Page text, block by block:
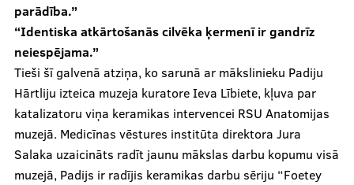
parādība.”
“Identiska atkārtošanās cilvēka ķermenī ir gandrīz
neiespējama.”
Tieši šī galvenā atziņa, ko sarunā ar mākslinieku Padiju
Hārtliju izteica muzeja kuratore Ieva Lībiete, kļuva par
katalizatoru viņa keramikas intervencei RSU Anatomijas
muzejā. Medicīnas vēstures institūta direktora Jura
Salaka uzaicināts radīt jaunu mākslas darbu kopumu visā
muzejā, Padijs ir radījis keramikas darbu sēriju “Foetey